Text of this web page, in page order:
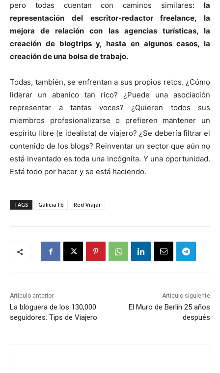
pero todas cuentan con caminos similares: la
representación del escritor-redactor freelance, la
mejora de relación con las agencias turísticas, la
creación de blogtrips y, hasta en algunos casos, la
creación de una bolsa de trabajo.
Todas, también, se enfrentan a sus propios retos. ¿Cómo
liderar un abanico tan rico? ¿Puede una asociación
representar a tantas voces? ¿Quieren todos sus
miembros profesionalizarse o prefieren mantener un
espíritu libre (e idealista) de viajero? ¿Se debería filtrar el
contenido de los blogs? Reinventar un sector que aún no
está inventado es toda una incógnita. Y una oportunidad.
Está todo por hacer y se está haciendo.
TAGS GaliciaTb Red Viajar
Artículo anterior
La bloguera de los 130,000
seguidores: Tips de Viajero
Artículo siguiente
El Muro de Berlín 25 años
después